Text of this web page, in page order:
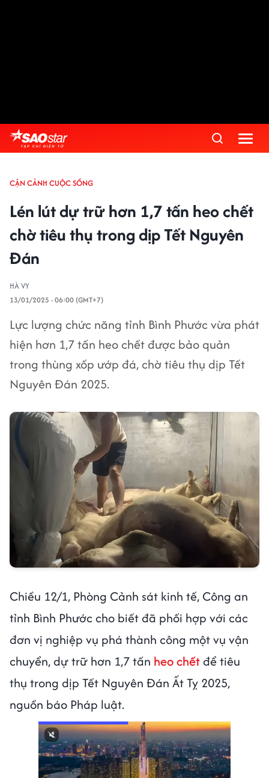
CẬN CẢNH CUỘC SỐNG
Lén lút dự trữ hơn 1,7 tấn heo chết
chờ tiêu thụ trong dịp Tết Nguyên
Đán
HÀ VY
13/01/2025 - 06:00 (GMT+7)
Lực lượng chức năng tỉnh Bình Phước vừa phát
hiện hơn 1,7 tấn heo chết được bảo quản
trong thùng xốp ướp đá, chờ tiêu thụ dịp Tết
Nguyên Đán 2025.
Chiều 12/1, Phòng Cảnh sát kinh tế, Công an
tỉnh Bình Phước cho biết đã phối hợp với các
đơn vị nghiệp vụ phá thành công một vụ vận
chuyển, dự trữ hơn 1,7 tấn heo chếtđể tiêu
thụ trong dịp Tết Nguyên Đán Ất Tỵ 2025,
nguồn báo Pháp luật.